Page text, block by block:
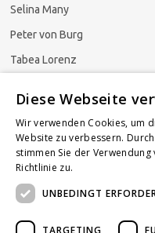
Selina Many
Peter von Burg
Tabea Lorenz
Newsletter abonnieren
Diese Webseite
Wir verwenden Cookies, um
Website zu verbessern.
stimmen Sie der
Richtlinie zu.
UNBEDINGT
TARGETING